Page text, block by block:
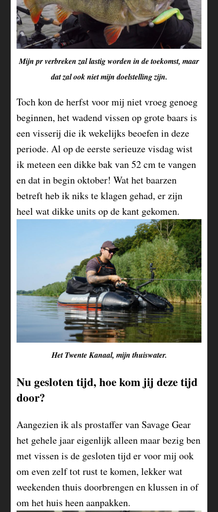
Mijn pr verbreken zal lastig worden in de toekomst, maar
dat zal ook niet mijn doelstelling zijn.
Toch kon de herfst voor mij niet vroeg genoeg
beginnen, het wadend vissen op grote baars is
een visserij die ik wekelijks beoefen in deze
periode. Al op de eerste serieuze visdag wist
ik meteen een dikke bak van 52 cm te vangen
en dat in begin oktober! Wat het baarzen
betreft heb ik niks te klagen gehad, er zijn
heel wat dikke units op de kant gekomen.
Het Twente Kanaal, mijn thuiswater.
Nu gesloten tijd, hoe kom jij deze tijd
door?
Aangezien ik als prostaffer van Savage Gear
het gehele jaar eigenlijk alleen maar bezig ben
met vissen is de gesloten tijd er voor mij ook
om even zelf tot rust te komen, lekker wat
weekenden thuis doorbrengen en klussen in of
om het huis heen aanpakken.